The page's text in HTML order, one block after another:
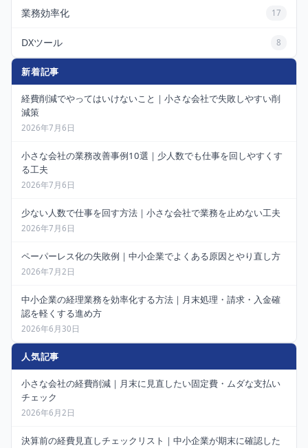
業務効率化 17
DXツール 8
新着記事
経費削減でやってはいけないこと｜小さな会社で失敗しやすい削
減策
2026年7月6日
小さな会社の業務改善事例10選｜少人数でも仕事を回しやすくす
る工夫
2026年7月6日
少ない人数で仕事を回す方法｜小さな会社で業務を止めない工夫
2026年7月6日
ペーパーレス化の失敗例｜中小企業でよくある原因とやり直し方
2026年7月2日
中小企業の経理業務を効率化する方法｜月末処理・請求・入金確
認を軽くする進め方
2026年6月30日
人気記事
小さな会社の経費削減｜月末に見直したい固定費・ムダな支払い
チェック
2026年6月2日
決算前の経費見直しチェックリスト｜中小企業が期末に確認した